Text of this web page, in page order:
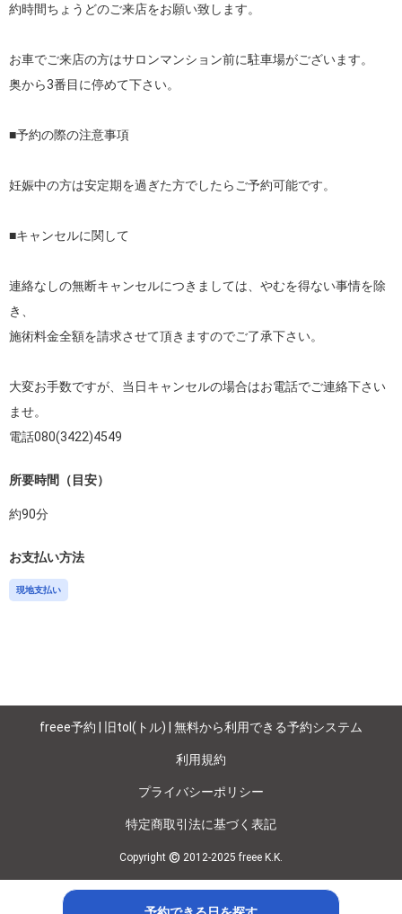
約時間ちょうどのご来店をお願い致します。
お車でご来店の方はサロンマンション前に駐車場がございます。
奥から3番目に停めて下さい。
■予約の際の注意事項
妊娠中の方は安定期を過ぎた方でしたらご予約可能です。
■キャンセルに関して
連絡なしの無断キャンセルにつきましては、やむを得ない事情を除
き、
施術料金全額を請求させて頂きますのでご了承下さい。
大変お手数ですが、当日キャンセルの場合はお電話でご連絡下さい
ませ。
電話080(3422)4549
所要時間（目安）
約90分
お支払い方法
現地支払い
freee予約 | 旧tol(トル) | 無料から利用できる予約システム
利用規約
プライバシーポリシー
特定商取引法に基づく表記
Copyright © 2012-2025 freee K.K.